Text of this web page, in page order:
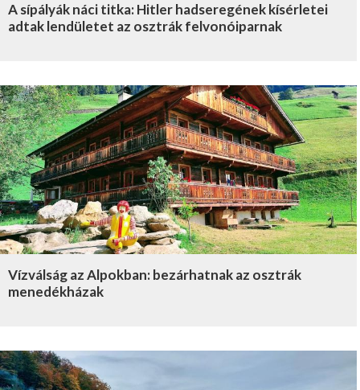
A sípályák náci titka: Hitler hadseregének kísérletei
adtak lendületet az osztrák felvonóiparnak
Vízválság az Alpokban: bezárhatnak az osztrák
menedékházak